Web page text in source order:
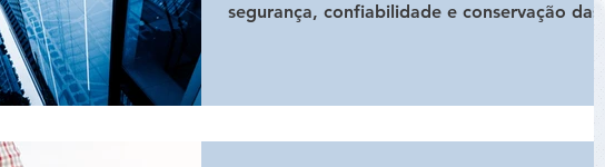
segurança, confiabilidade e conservação das